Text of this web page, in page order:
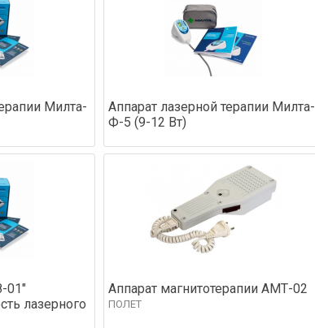
Милта-
Аппарат лазерной терапии Милта-
Ф-5 (9-12 Вт)
01"
лазерного
Аппарат магнитотерапии АМТ-02
ПОЛЕТ